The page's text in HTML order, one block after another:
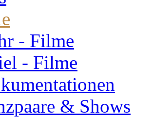
- Filme
- Filme
& Shows